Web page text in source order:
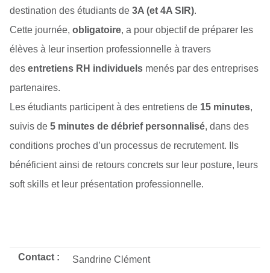
destination des étudiants de 3A (et 4A SIR).
Cette journée, obligatoire, a pour objectif de préparer les
élèves à leur insertion professionnelle à travers
des entretiens RH individuels menés par des entreprises
partenaires.
Les étudiants participent à des entretiens de 15 minutes,
suivis de 5 minutes de débrief personnalisé, dans des
conditions proches d’un processus de recrutement. Ils
bénéficient ainsi de retours concrets sur leur posture, leurs
soft skills et leur présentation professionnelle.
Contact :
Sandrine Clément